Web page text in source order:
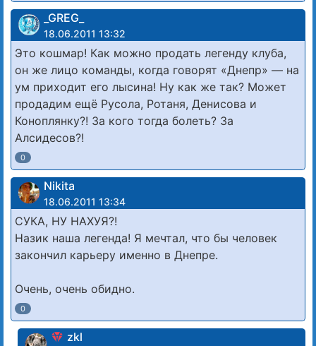
_GREG_
18.06.2011 13:32
Это кошмар! Как можно продать легенду клуба,
он же лицо команды, когда говорят «Днепр» — на
ум приходит его лысина! Ну как же так? Может
продадим ещё Русола, Ротаня, Денисова и
Коноплянку?! За кого тогда болеть? За
Алсидесов?!
0
Nikita
18.06.2011 13:34
СУКА, НУ НАХУЯ?!
Назик наша легенда! Я мечтал, что бы человек
закончил карьеру именно в Днепре.
Очень, очень обидно.
0
zkl